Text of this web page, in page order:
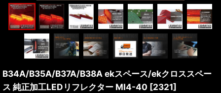
B34A/B35A/B37A/B38A ekスペース/ekクロススペー
ス 純正加工LEDリフレクター MI4-40 [2321]